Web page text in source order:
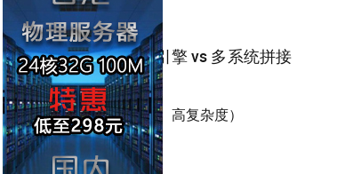
架构对比：统一引擎 vs 多系统拼接
传统方案（高成本、高复杂度）